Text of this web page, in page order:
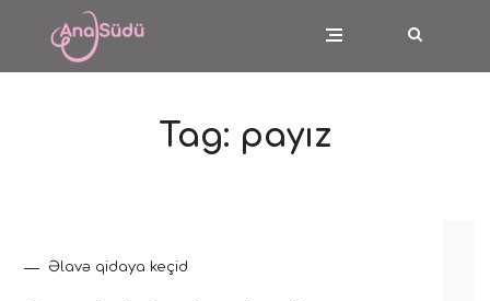
Tag: payız
Əlavə qidaya keçid